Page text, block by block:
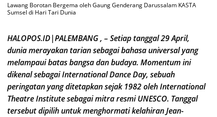
Lawang Borotan Bergema oleh Gaung Genderang Darussalam KASTA
Sumsel di Hari Tari Dunia
HALOPOS.ID|PALEMBANG , – Setiap tanggal 29 April,
dunia merayakan tarian sebagai bahasa universal yang
melampaui batas bangsa dan budaya. Momentum ini
dikenal sebagai International Dance Day, sebuah
peringatan yang ditetapkan sejak 1982 oleh International
Theatre Institute sebagai mitra resmi UNESCO. Tanggal
tersebut dipilih untuk menghormati kelahiran Jean-